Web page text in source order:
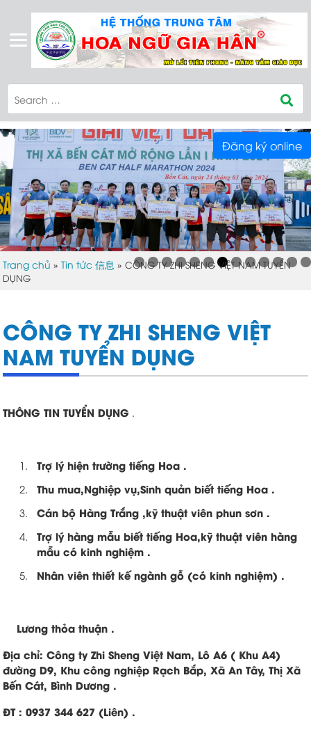
Trang chủ »Tin tức 信息 »CÔNG TY ZHI SHENG VIỆT NAM TUYỂN
DỤNG
CÔNG TY ZHI SHENG VIỆT
NAM TUYỂN DỤNG
THÔNG TIN TUYỂN DỤNG .
Trợ lý hiện trường tiếng Hoa .
Thu mua,Nghiệp vụ,Sinh quản biết tiếng Hoa .
Cán bộ Hàng Trắng ,kỹ thuật viên phun sơn .
Trợ lý hàng mẫu biết tiếng Hoa,kỹ thuật viên hàng
mẫu có kinh nghiệm .
Nhân viên thiết kế ngành gỗ (có kinh nghiệm) .
Lương thỏa thuận .
Địa chỉ: Công ty Zhi Sheng Việt Nam, Lô A6 ( Khu A4)
đường D9, Khu công nghiệp Rạch Bắp, Xã An Tây, Thị Xã
Bến Cát, Bình Dương .
ĐT : 0937 344 627 (Liên) .
Đăng ký online